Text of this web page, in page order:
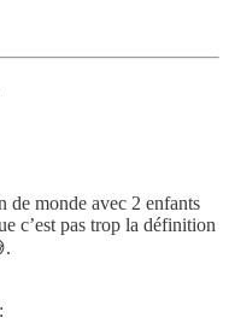
de monde avec 2 enfants
c’est pas trop la définition